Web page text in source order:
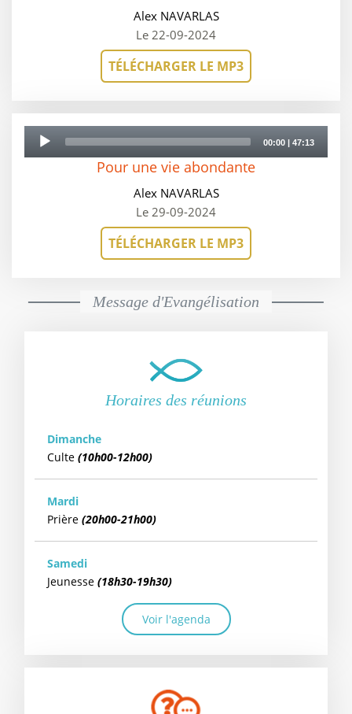
TÉLÉCHARGER LE MP3
Alex NAVARLAS
Le 22-09-2024
TÉLÉCHARGER LE MP3
Pour une vie abondante
Alex NAVARLAS
Le 29-09-2024
Player
00:00 | 47:13
Message d'Evangélisation
Horaires des réunions
Dimanche
Culte (10h00-12h00)
Mardi
Prière (20h00-21h00)
Samedi
Jeunesse (18h30-19h30)
Voir l'agenda